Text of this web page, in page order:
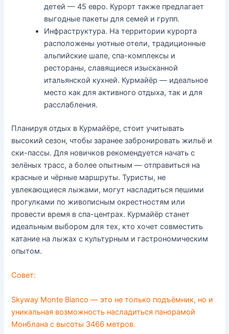
детей — 45 евро. Курорт также предлагает
выгодные пакеты для семей и групп.
Инфраструктура. На территории курорта
расположены уютные отели, традиционные
альпийские шале, спа-комплексы и
рестораны, славящиеся изысканной
итальянской кухней. Курмайёр — идеальное
место как для активного отдыха, так и для
расслабления.
Планируя отдых в Курмайёре, стоит учитывать
высокий сезон, чтобы заранее забронировать жильё и
ски-пассы. Для новичков рекомендуется начать с
зелёных трасс, а более опытным — отправиться на
красные и чёрные маршруты. Туристы, не
увлекающиеся лыжами, могут насладиться пешими
прогулками по живописным окрестностям или
провести время в спа-центрах. Курмайёр станет
идеальным выбором для тех, кто хочет совместить
катание на лыжах с культурным и гастрономическим
опытом.
Совет:
Skyway Monte Bianco — это не только подъёмник, но и
уникальная возможность насладиться панорамой
Монблана с высоты 3466 метров.